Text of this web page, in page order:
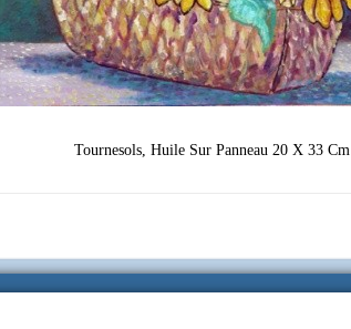
Tournesols, Huile Sur Panneau 20 X 33 Cm